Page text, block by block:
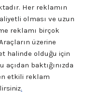
Her reklamın
olması ve uzun
reklamı birçok
üzerine
halinde olduğu için
baktığınızda
etkili reklam
.